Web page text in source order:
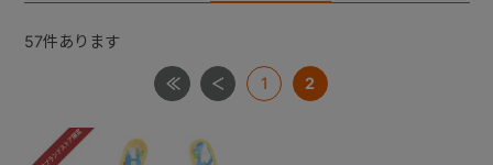
57件あります
1 2